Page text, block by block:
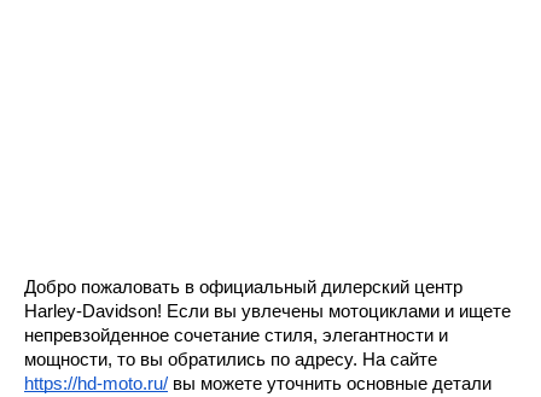
Добро пожаловать в официальный дилерский центр
Harley-Davidson! Если вы увлечены мотоциклами и ищете
непревзойденное сочетание стиля, элегантности и
мощности, то вы обратились по адресу. На сайте
https://hd-moto.ru/ вы можете уточнить основные детали